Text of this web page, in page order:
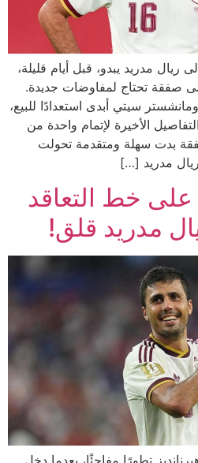
ريال مدريد يبدو، قبل أيام قليلة،
صفقة تحتاج لمفاوضات جديدة.
سيتي أبدى استعدادًا للبيع،
الأخيرة لإتمام واحدة من
بدت سهلة ومتقدمة تحولت
مدريد […]
خط التعاقد
مدريد قلق!
تطورًا مفاجئًا، بعدما دخل